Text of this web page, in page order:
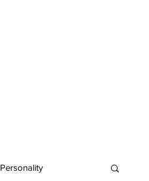
Personality